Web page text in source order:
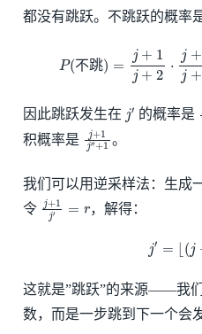
都没有跳跃。不跳跃的概率是
不跳
= + 1j ⋅j +
因此跳跃发生在 ′ 的概率是
积概率是
+1j
+1 。
我们可以用逆采样法：生成
令 j+1 ，解得：
⌊ (j+
这就是”跳跃”的来源——我
数，而是一步跳到下一个会